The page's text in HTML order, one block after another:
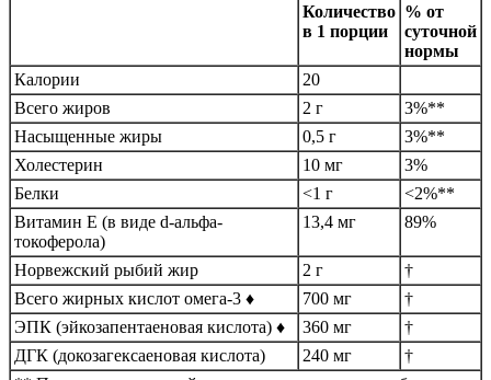
Количество
в 1 порции
% от
суточной
нормы
Калории
20
Всего жиров
2 г
3%**
Насыщенные жиры
0,5 г
3%**
Холестерин
10 мг
3%
Белки
<1 г
<2%**
Витамин E (в виде d-альфа-
токоферола)
13,4 мг 89%
Норвежский рыбий жир 2 г
†
Всего жирных кислот омега-3 ♦
700 мг
†
ЭПК (эйкозапентаеновая кислота) ♦
360 мг
†
ДГК (докозагексаеновая кислота)
240 мг
†